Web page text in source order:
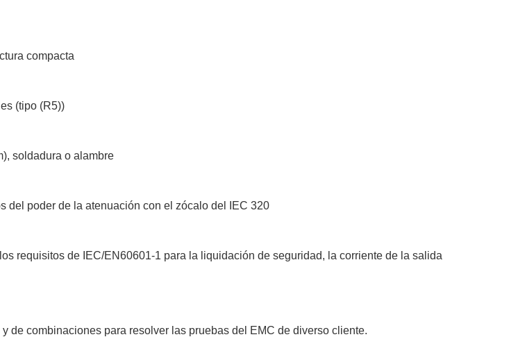
compacta
(tipo (R5))
soldadura o alambre
del poder de la atenuación con el zócalo del IEC 320
requisitos de IEC/EN60601-1 para la liquidación de seguridad, la corriente de la salida
de combinaciones para resolver las pruebas del EMC de diverso cliente.